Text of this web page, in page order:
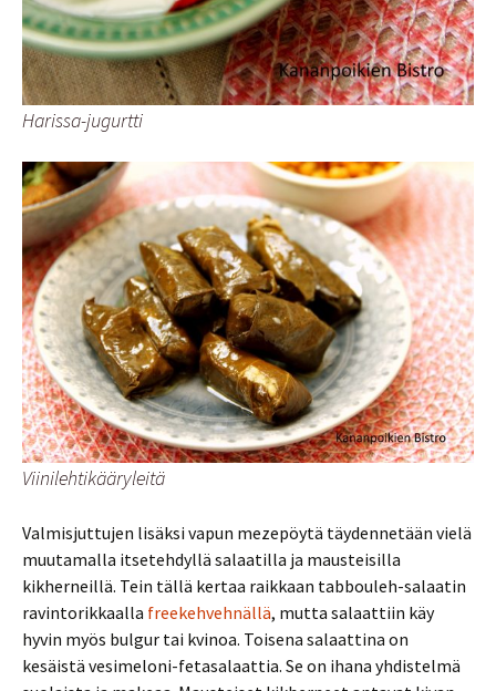
Harissa-jugurtti
Viinilehtikääryleitä
Valmisjuttujen lisäksi vapun mezepöytä täydennetään vielä
muutamalla itsetehdyllä salaatilla ja mausteisilla
kikherneillä. Tein tällä kertaa raikkaan tabbouleh-salaatin
ravintorikkaalla freekehvehnällä, mutta salaattiin käy
hyvin myös bulgur tai kvinoa. Toisena salaattina on
kesäistä vesimeloni-fetasalaattia. Se on ihana yhdistelmä